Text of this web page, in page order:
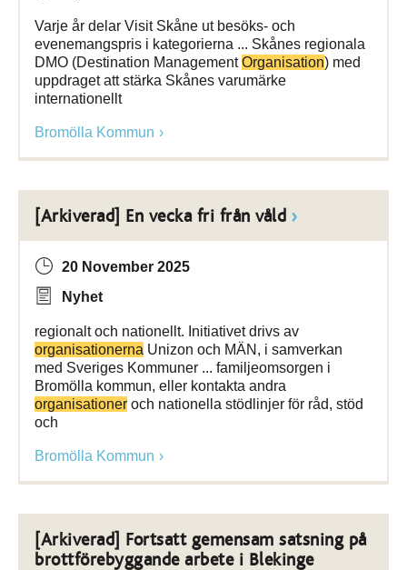
Varje år delar Visit Skåne ut besöks- och
evenemangspris i kategorierna ... Skånes regionala
DMO (Destination ManagementOrganisation) med
uppdraget att stärka Skånes varumärke
internationellt
Bromölla Kommun
[Arkiverad] En vecka fri från våld
20 November 2025
Nyhet
regionalt och nationellt. Initiativet drivs av
organisationerna Unizon och MÄN, i samverkan
med Sveriges Kommuner ... familjeomsorgen i
Bromölla kommun, eller kontakta andra
organisationer och nationella stödlinjer för råd, stöd
och
Bromölla Kommun
[Arkiverad] Fortsatt gemensam satsning på
brottförebyggande arbete i Blekinge